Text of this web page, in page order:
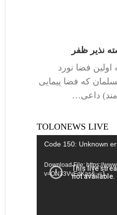
نذیر ظفر
اولین فضا نورد
که فضا پیمایی
داعی…
TOLONEWS LIVE
Video
Code 150: Unknown
Download File: https://
v=ON33VvEdKas&_=1